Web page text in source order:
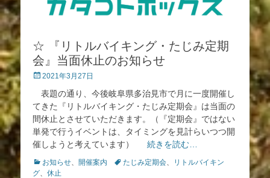
☆ 『リトルバイキング・たじみ定期
会』当面休止のお知らせ
投 2021年3月27日
表題の通り、今後岐阜県多治見市で月に一度開催し
てきた『リトルバイキング・たじみ定期会』は当面の
間休止とさせていただきます。（『定期会』ではない
単発で行うイベントは、タイミングを見計らいつつ開
催しようと考えています） 続きを読む…
カ
テ
お知らせ 開催案内
タ たじみ定期会
リトルバイキン
グ
休止